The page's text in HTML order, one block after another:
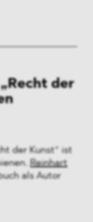
der
der Kunst“ ist
Reinhart
als Autor